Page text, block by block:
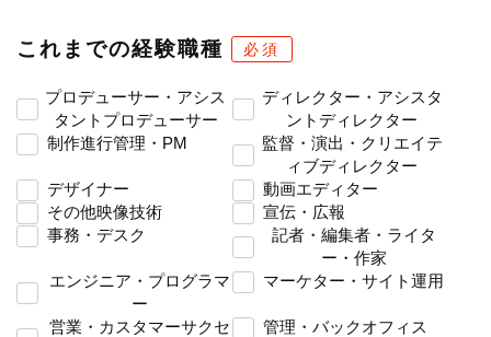
これまでの経験職種 必須
プロデューサー・アシス
タントプロデューサー
ディレクター・アシスタ
ントディレクター
制作進行管理・PM
監督・演出・クリエイテ
ィブディレクター
デザイナー
動画エディター
その他映像技術
宣伝・広報
事務・デスク
記者・編集者・ライタ
ー・作家
エンジニア・プログラマ
ー
マーケター・サイト運用
営業・カスタマーサクセ
管理・バックオフィス